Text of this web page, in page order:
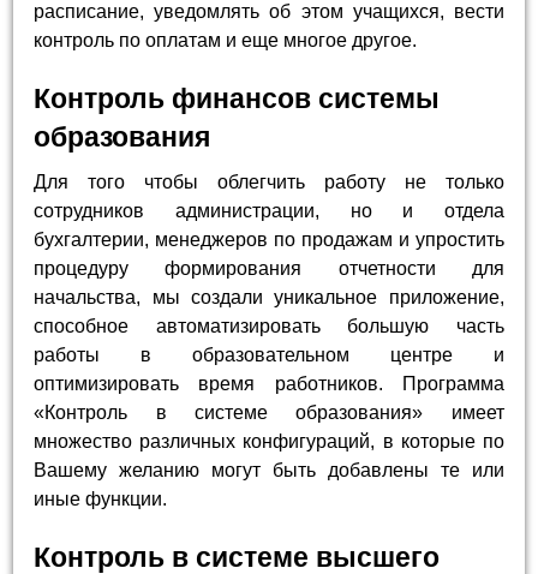
расписание, уведомлять об этом учащихся, вести
контроль по оплатам и еще многое другое.
Контроль финансов системы
образования
Для того чтобы облегчить работу не только
сотрудников администрации, но и отдела
бухгалтерии, менеджеров по продажам и упростить
процедуру формирования отчетности для
начальства, мы создали уникальное приложение,
способное автоматизировать большую часть
работы в образовательном центре и
оптимизировать время работников. Программа
«Контроль в системе образования» имеет
множество различных конфигураций, в которые по
Вашему желанию могут быть добавлены те или
иные функции.
Контроль в системе высшего